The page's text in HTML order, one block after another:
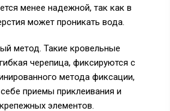
менее надежной, так как в
может проникать вода.
метод. Такие кровельные
черепица, фиксируются с
метода фиксации,
приемы приклеивания и
элементов.